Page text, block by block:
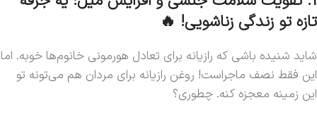
تازه تو زندگی زناشویی! 🔥
شاید شنیده باشی که رازیانه برای تعادل هورمونی خانوم‌ها خوبه. اما
این فقط نصف ماجراست! روغن رازیانه برای مردان هم می‌تونه تو
این زمینه معجزه کنه. چطوری؟